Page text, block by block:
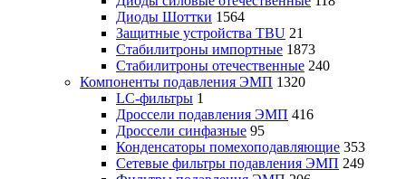
Диоды Шоттки 1564
Защитные устройства TBU 21
Стабилитроны импортные 1873
Стабилитроны отечественные 240
Компоненты подавления ЭМП 1320
LC-фильтры 1
Дроссели подавления ЭМП 416
Дроссели синфазные 95
Конденсаторы помехоподавляющие 353
Сетевые фильтры подавления ЭМП 249